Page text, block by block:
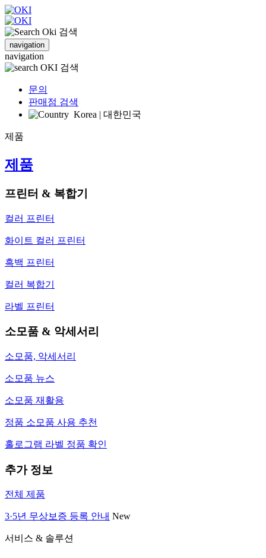
검색
navigation
navigation
검색
문의
판매점 검색
Korea | 대한민국
제품
제품
프린터 & 복합기
컬러 프린터
화이트 컬러 프린터
흑백 프린터
컬러 복합기
라벨 프린터
소모품 & 악세서리
소모품, 악세서리
소모품 뉴스
소모품 재활용
정품 소모품 사용 추천
홀로그램 라벨 정품 확인
추가 정보
전체 제품
3·5년 무상보증 등록 안내 New
서비스 & 솔루션